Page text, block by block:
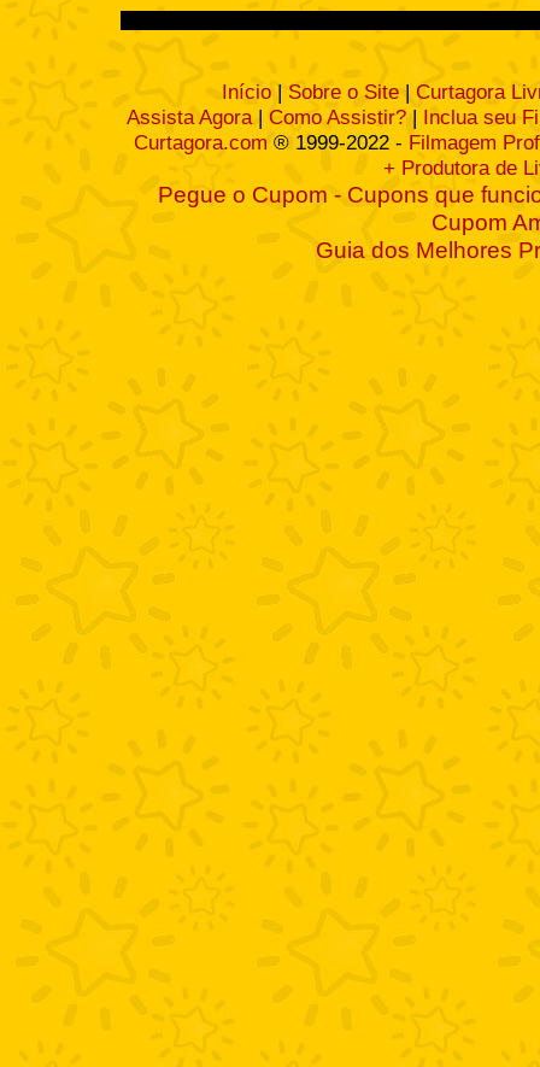
Início | Sobre o Site | Curtagora
Assista Agora| Como Assistir? | Inclua seu
Curtagora.com ® 1999-2022 - Filmagem
+ Produtora de
Pegue o Cupom - Cupons que
Cupom
Guia dos Melhores